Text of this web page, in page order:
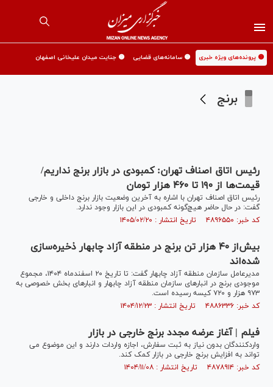
🟡 پرونده‌های ویژه خبری 🟡 سامانه‌های قضایی 🟡 جنایت میدان علیخانی اصفهان
برنج
رئیس اتاق اصناف تهران: کمبودی در بازار برنج نداریم/
قیمت‌ها از ۱۹۰ تا ۴۶۰ هزار تومان
رئیس اتاق اصناف تهران با اشاره به آخرین وضعیت بازار برنج داخلی و خارجی
گفت: در حال حاضر هیچ‌گونه کمبودی در این بازار وجود ندارد.
کد خبر: ۴۸۹۶۵۵۰ تاریخ انتشار : ۱۴۰۵/۰۲/۲۰
بیش‌از ۴۰ هزار تن برنج در منطقه آزاد چابهار ذخیره‌سازی
شده‌اند
مدیرعامل سازمان منطقه آزاد چابهار گفت: تا تاریخ ۲۰ اسفندماه ۱۴۰۴، مجموع
موجودی برنج در انبارهای سازمان منطقه آزاد چابهار و انبارهای بخش خصوصی به
۹۷۳ هزار و ۷۲۰ کیسه رسیده است.
کد خبر: ۴۸۸۶۳۳۶ تاریخ انتشار : ۱۴۰۴/۱۲/۲۳
فیلم | آغاز عرضه مجدد برنج خارجی در بازار
واردکنندگان بدون نیاز به ثبت سفارش، اجازه واردات دارند و این موضوع می
تواند به افزایش برنج خارجی در بازار کمک کند.
کد خبر: ۴۸۷۸۹۱۴ تاریخ انتشار : ۱۴۰۴/۱۱/۰۸